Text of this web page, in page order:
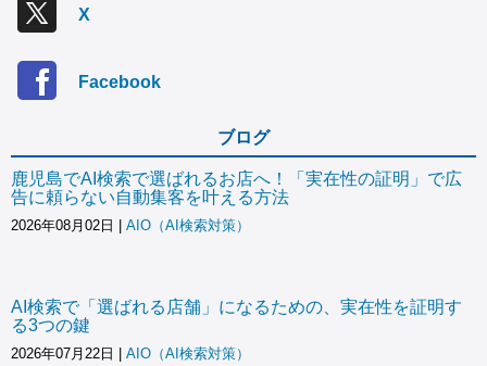
X
Facebook
ブログ
鹿児島でAI検索で選ばれるお店へ！「実在性の証明」で広
告に頼らない自動集客を叶える方法
2026年08月02日 AIO（AI検索対策）
AI検索で「選ばれる店舗」になるための、実在性を証明す
る3つの鍵
2026年07月22日 AIO（AI検索対策）